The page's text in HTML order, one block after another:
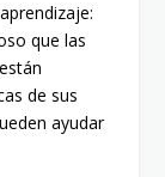
que las
de sus
ayudar